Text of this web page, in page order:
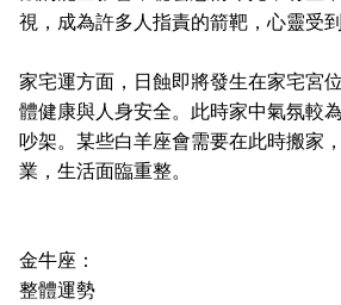
視，成為許多人指責的箭靶，心靈受到
家宅運方面，日蝕即將發生在家宅宮
體健康與人身安全。此時家中氣氛較
吵架。某些白羊座會需要在此時搬家
業，生活面臨重整。
金牛座：
整體運勢